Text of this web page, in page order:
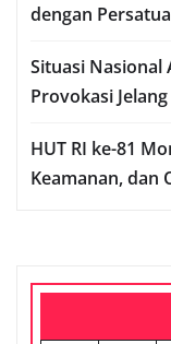
dengan
Situasi Nasional
Provokasi Jelang
HUT RI ke-81
Keamanan, dan